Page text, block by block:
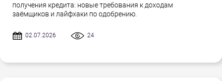
получения кредита: новые требования к доходам
заёмщиков и лайфхаки по одобрению.
02.07.2026 24